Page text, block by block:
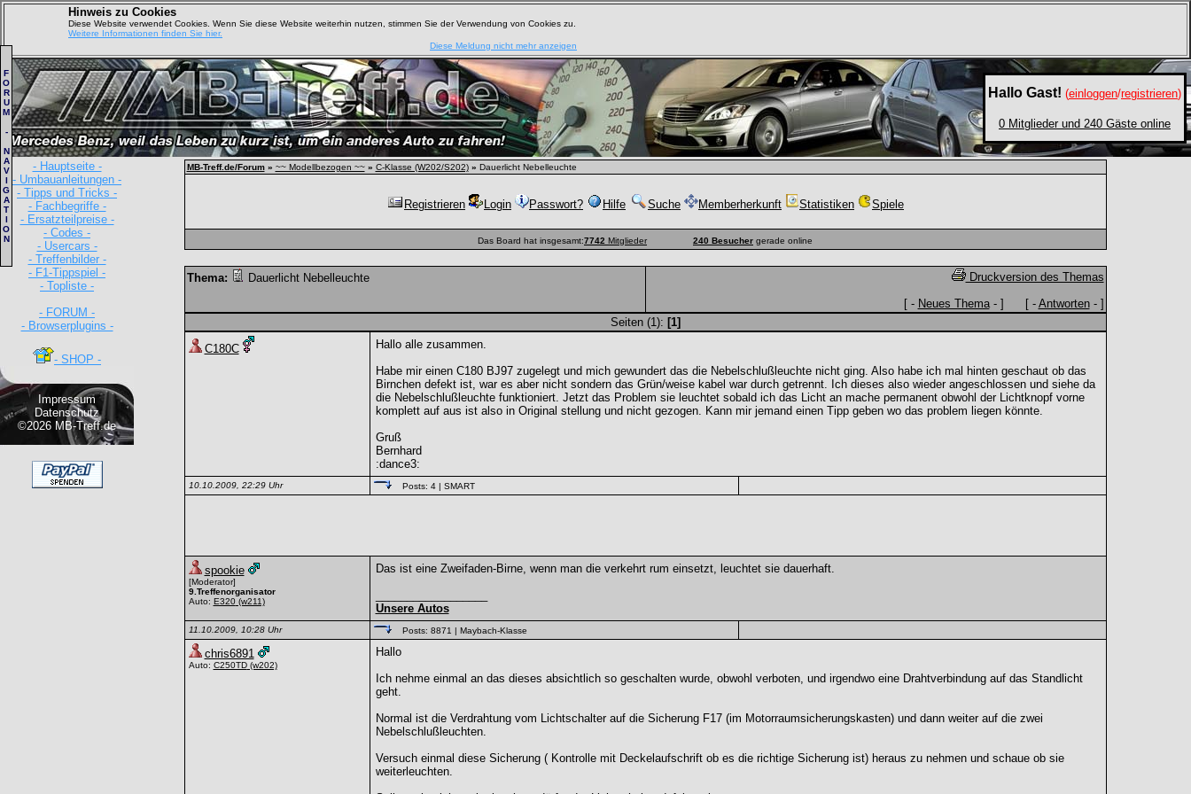
Hinweis zu Cookies
Diese Website verwendet Cookies. Wenn Sie diese Website weiterhin nutzen, stimmen Sie der Verwendung von Cookies zu.
Weitere Informationen finden Sie hier.
Diese Meldung nicht mehr anzeigen
Hallo Gast! (einloggen/registrieren)
0 Mitglieder und 240 Gäste online
- Hauptseite -
- Umbauanleitungen -
- Tipps und Tricks -
- Fachbegriffe -
- Ersatzteilpreise -
- Codes -
- Usercars -
- Treffenbilder -
- F1-Tippspiel -
- Topliste -
- FORUM -
- Browserplugins -
- SHOP -
Impressum
Datenschutz
©2026 MB-Treff.de
F
O
R
U
M
-
N
A
V
I
G
A
T
I
O
N
MB-Treff.de/Forum » ~~ Modellbezogen ~~ » C-Klasse (W202/S202) » Dauerlicht Nebelleuchte
Registrieren Login Passwort? Hilfe Suche Memberherkunft Statistiken Spiele
Das Board hat insgesamt:7742 Mitglieder 240 Besucher gerade online
Thema: Dauerlicht Nebelleuchte
Druckversion des Themas
[ - Neues Thema- ] [ - Antworten- ]
Seiten (1): [1]
C180C
Hallo alle zusammen.
Habe mir einen C180 BJ97 zugelegt und mich gewundert das die Nebelschlußleuchte nicht ging. Also habe ich mal hinten geschaut ob das
Birnchen defekt ist, war es aber nicht sondern das Grün/weise kabel war durch getrennt. Ich dieses also wieder angeschlossen und siehe da
die Nebelschlußleuchte funktioniert. Jetzt das Problem sie leuchtet sobald ich das Licht an mache permanent obwohl der Lichtknopf vorne
komplett auf aus ist also in Original stellung und nicht gezogen. Kann mir jemand einen Tipp geben wo das problem liegen könnte.
Gruß
Bernhard
:dance3:
10.10.2009, 22:29 Uhr Posts: 4| SMART
spookie
[Moderator]
9.Treffenorganisator
Auto: E320(w211)
Das ist eine Zweifaden-Birne, wenn man die verkehrt rum einsetzt, leuchtet sie dauerhaft.
Unsere Autos
11.10.2009, 10:28 Uhr Posts: 8871 | Maybach-Klasse
chris6891
Auto: C250TD(w202)
Hallo
Ich nehme einmal an das dieses absichtlich so geschalten wurde, obwohl verboten, und irgendwo eine Drahtverbindung auf das Standlicht
geht.
Normal ist die Verdrahtung vom Lichtschalter auf die Sicherung F17 (im Motorraumsicherungskasten) und dann weiter auf die zwei
Nebelschlußleuchten.
Versuch einmal diese Sicherung ( Kontrolle mit Deckelaufschrift ob es die richtige Sicherung ist) heraus zu nehmen und schaue ob sie
weiterleuchten.